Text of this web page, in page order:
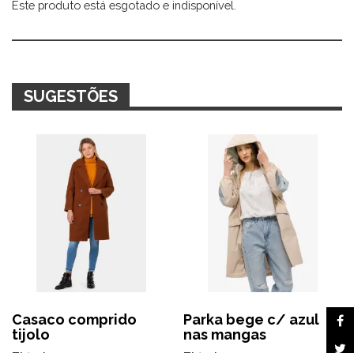
Este produto está esgotado e indisponível.
Alternative:
SUGESTÕES
Casaco comprido
tijolo
Parka bege c/ azul
nas mangas